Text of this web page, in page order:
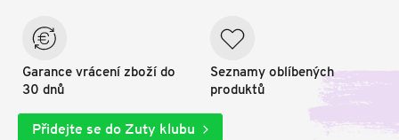
Garance vrácení zboží do
30 dnů
Seznamy oblíbených
produktů
Přidejte se do Zuty klubu